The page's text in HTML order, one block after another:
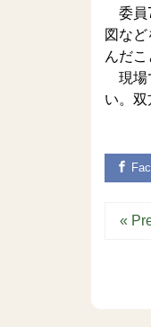
委員
図な
んだ
現場
い。双
«